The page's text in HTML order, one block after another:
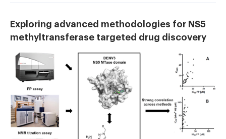
Exploring advanced methodologies for NS5
methyltransferase targeted drug discovery